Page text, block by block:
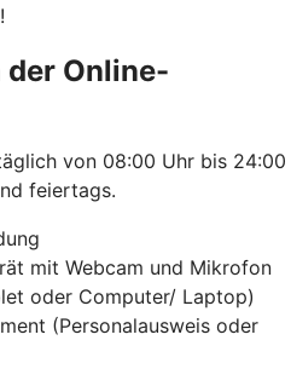
Online-
von 08:00 Uhr bis 24:00
feiertags.
mit Webcam und Mikrofon
oder Computer/ Laptop)
(Personalausweis oder